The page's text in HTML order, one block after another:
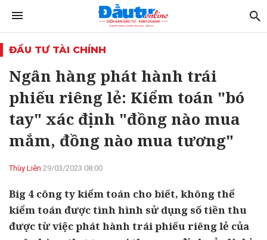
ĐẦU TƯ TÀI CHÍNH
Ngân hàng phát hành trái
phiếu riêng lẻ: Kiểm toán "bó
tay" xác định "đồng nào mua
mắm, đồng nào mua tương"
Thùy Liên 29/03/2023 08:00
Big 4 công ty kiểm toán cho biết, không thể
kiểm toán được tình hình sử dụng số tiền thu
được từ việc phát hành trái phiếu riêng lẻ của